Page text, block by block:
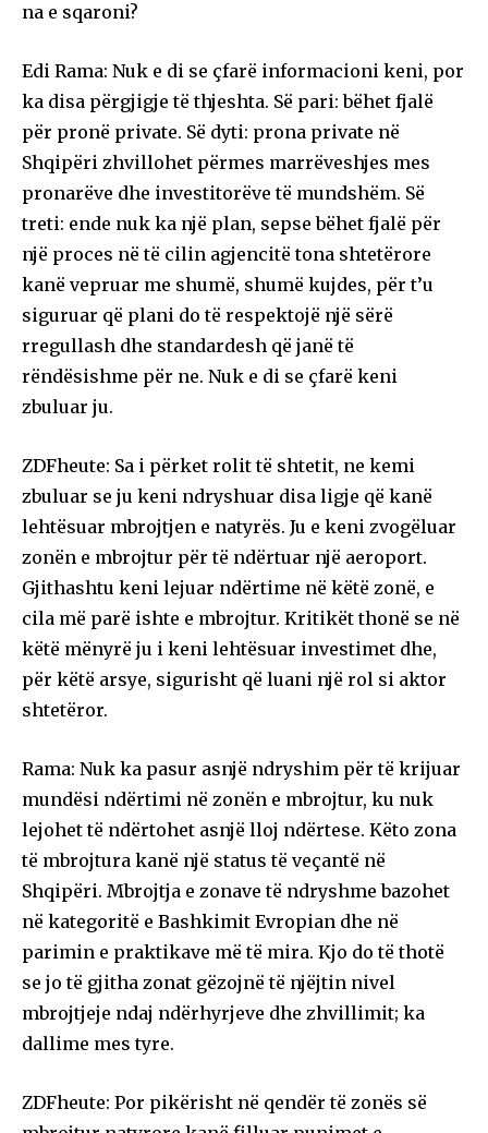
na e sqaroni?
Edi Rama: Nuk e di se çfarë informacioni keni, por
ka disa përgjigje të thjeshta. Së pari: bëhet fjalë
për pronë private. Së dyti: prona private në
Shqipëri zhvillohet përmes marrëveshjes mes
pronarëve dhe investitorëve të mundshëm. Së
treti: ende nuk ka një plan, sepse bëhet fjalë për
një proces në të cilin agjencitë tona shtetërore
kanë vepruar me shumë, shumë kujdes, për t’u
siguruar që plani do të respektojë një sërë
rregullash dhe standardesh që janë të
rëndësishme për ne. Nuk e di se çfarë keni
zbuluar ju.
ZDFheute: Sa i përket rolit të shtetit, ne kemi
zbuluar se ju keni ndryshuar disa ligje që kanë
lehtësuar mbrojtjen e natyrës. Ju e keni zvogëluar
zonën e mbrojtur për të ndërtuar një aeroport.
Gjithashtu keni lejuar ndërtime në këtë zonë, e
cila më parë ishte e mbrojtur. Kritikët thonë se në
këtë mënyrë ju i keni lehtësuar investimet dhe,
për këtë arsye, sigurisht që luani një rol si aktor
shtetëror.
Rama: Nuk ka pasur asnjë ndryshim për të krijuar
mundësi ndërtimi në zonën e mbrojtur, ku nuk
lejohet të ndërtohet asnjë lloj ndërtese. Këto zona
të mbrojtura kanë një status të veçantë në
Shqipëri. Mbrojtja e zonave të ndryshme bazohet
në kategoritë e Bashkimit Evropian dhe në
parimin e praktikave më të mira. Kjo do të thotë
se jo të gjitha zonat gëzojnë të njëjtin nivel
mbrojtjeje ndaj ndërhyrjeve dhe zhvillimit; ka
dallime mes tyre.
ZDFheute: Por pikërisht në qendër të zonës së